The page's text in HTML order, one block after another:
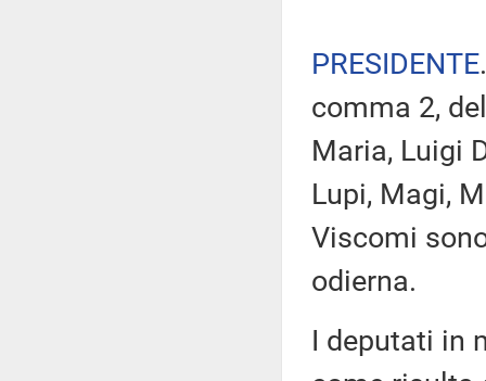
PRESIDENTE
comma 2,
Maria, Luigi
Lupi, Magi,
Viscomi
odierna.
I deputati in